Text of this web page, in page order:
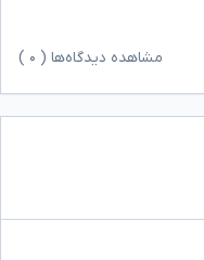
مشاهده دیدگاه‌ها ( ۰